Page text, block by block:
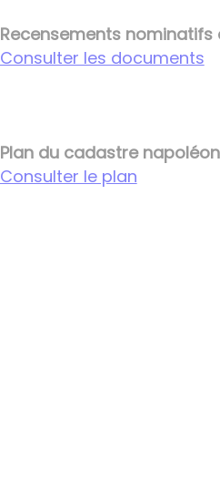
Recensements nominatifs
Consulter les documents
Plan du cadastre
Consulter le plan